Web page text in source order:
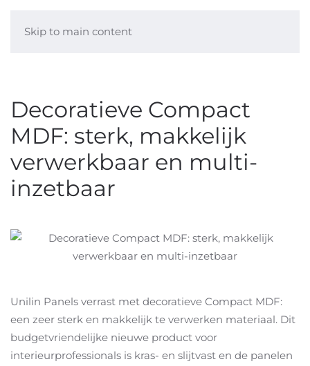
Skip to main content
Decoratieve Compact
MDF: sterk, makkelijk
verwerkbaar en multi-
inzetbaar
Unilin Panels verrast met decoratieve Compact MDF:
een zeer sterk en makkelijk te verwerken materiaal. Dit
budgetvriendelijke nieuwe product voor
interieurprofessionals is kras- en slijtvast en de panelen